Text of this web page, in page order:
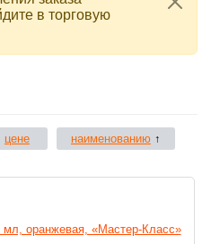
в торговую
цене наименованию ↑